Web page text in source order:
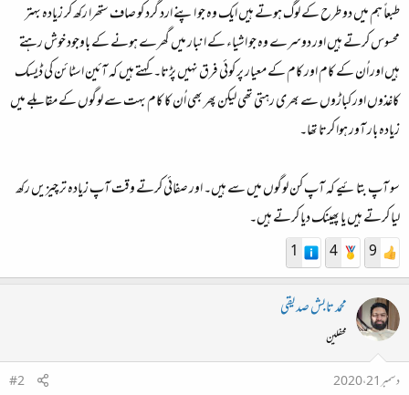
طبعاً ہم میں دو طرح کے لوگ ہوتے ہیں ایک وہ جو اپنے ارد گرد کو صاف ستھرا رکھ کر زیادہ بہتر
محسوس کرتے ہیں اور دوسرے وہ جو اشیاء کے انبار میں گھرے ہونے کے باوجود خوش رہتے
ہیں اور اُن کے کام اور کام کے معیار پر کوئی فرق نہیں پڑتا۔ کہتے ہیں کہ آئین اسٹائن کی ڈیسک
کاغذوں اور کباڑوں سے بھری رہتی تھی لیکن پھر بھی اُن کا کام بہت سے لوگوں کے مقابلے میں
زیادہ بار آور ہوا کرتا تھا۔
سو آپ بتائیے کہ آپ کن لوگوں میں سے ہیں۔ اور صفائی کرتے وقت آپ زیادہ تر چیزیں رکھ
لیا کرتے ہیں یا پھینک دیا کرتے ہیں۔
9
4
1
محمد تابش صدیقی
محفلین
دسمبر 21، 2020
#2